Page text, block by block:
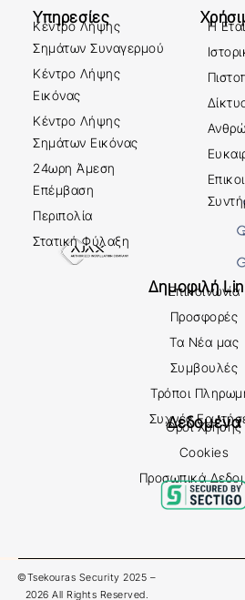
Υπηρεσίες
Κέντρο Λήψης
Σημάτων Συναγερμού
Κέντρο Λήψης
Εικόνας
Κέντρο Λήψης
Σημάτων Εικόνας
24ωρη Άμεση
Επέμβαση
Περιπολία
Στατική Φύλαξη
Η
Δημοφιλή
Επικοινωνία
Προσφορές
Τα Νέα μας
Συμβουλές
Τρόποι
Συχνές
Δεδομένα
Όροι Χρήσης
Cookies
Προσωπικά
©Tsekouras Security 2025 –
2026 All Rights Reserved.